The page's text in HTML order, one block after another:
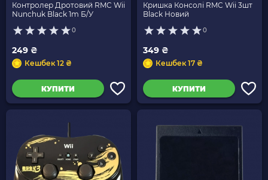
Контролер Дротовий RMC Wii
Nunchuk Black 1m Б/У
0
249 ₴
Кешбек 12 ₴
КУПИТИ
Кришка Консолі RMC Wii 3шт
Black Новий
0
349 ₴
Кешбек 17 ₴
КУПИТИ